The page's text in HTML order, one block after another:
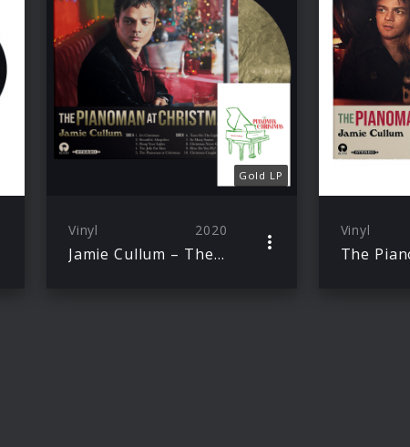
Gold LP
Vinyl 2020
Jamie Cullum – The Pianoman at Christmas Vinyl Golden
Vinyl